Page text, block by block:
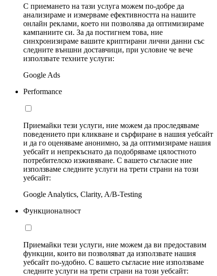
С приемането на тази услуга можем по-добре да
анализираме и измерваме ефективността на нашите
онлайн реклами, което ни позволява да оптимизираме
кампаниите си. За да постигнем това, ние
синхронизираме вашите криптирани лични данни със
следните външни доставчици, при условие че вече
използвате техните услуги:
Google Ads
Performance
Приемайки тези услуги, ние можем да проследяваме
поведението при кликване и сърфиране в нашия уебсайт
и да го оценяваме анонимно, за да оптимизираме нашия
уебсайт и непрекъснато да подобряваме цялостното
потребителско изживяване. С вашето съгласие ние
използваме следните услуги на трети страни на този
уебсайт:
Google Analytics, Clarity, A/B-Testing
Функционалност
Приемайки тези услуги, ние можем да ви предоставим
функции, които ви позволяват да използвате нашия
уебсайт по-удобно. С вашето съгласие ние използваме
следните услуги на трети страни на този уебсайт: